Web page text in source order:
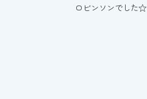
ロビンソンでした☆